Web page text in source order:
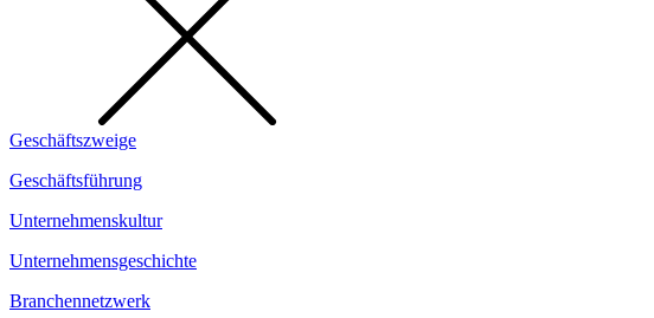
Geschäftszweige
Geschäftsführung
Unternehmenskultur
Unternehmensgeschichte
Branchennetzwerk